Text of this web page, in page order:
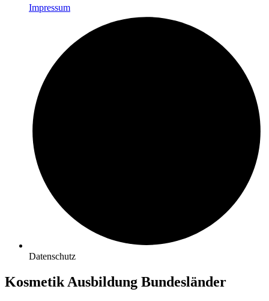
Impressum
Datenschutz
Kosmetik Ausbildung Bundesländer